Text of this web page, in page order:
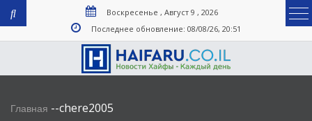
Воскресенье , Август 9 , 2026
Последнее обновление: 08/08/26, 20:51
Главная --chere2005